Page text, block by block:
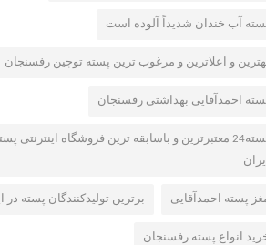
آب خندان شدیداً آلوده است
و اعلاترین و مرغوب ترین پسته توچین رفسنجان
احمدآقایی بهداشتی رفسنجان
پسته24 معتبرترین و باسابقه ترین فروشگاه اینترنتی
ایران
پسته احمدآقایی برترین تولیدکنندگان پسته در
انواع پسته رفسنجان